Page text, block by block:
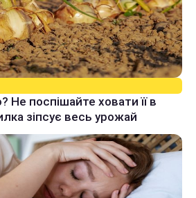
Не поспішайте ховати її в
зіпсує весь урожай